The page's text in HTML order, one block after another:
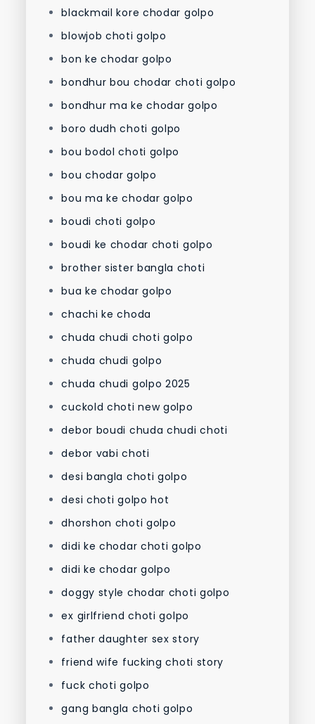
blackmail kore chodar golpo
blowjob choti golpo
bon ke chodar golpo
bondhur bou chodar choti golpo
bondhur ma ke chodar golpo
boro dudh choti golpo
bou bodol choti golpo
bou chodar golpo
bou ma ke chodar golpo
boudi choti golpo
boudi ke chodar choti golpo
brother sister bangla choti
bua ke chodar golpo
chachi ke choda
chuda chudi choti golpo
chuda chudi golpo
chuda chudi golpo 2025
cuckold choti new golpo
debor boudi chuda chudi choti
debor vabi choti
desi bangla choti golpo
desi choti golpo hot
dhorshon choti golpo
didi ke chodar choti golpo
didi ke chodar golpo
doggy style chodar choti golpo
ex girlfriend choti golpo
father daughter sex story
friend wife fucking choti story
fuck choti golpo
gang bangla choti golpo